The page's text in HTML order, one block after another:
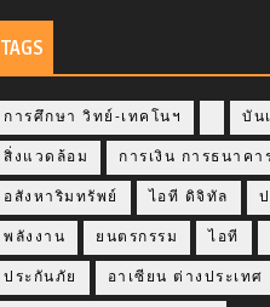
TAGS
การศึกษา วิทย์-เทคโนฯ บัน
สิ่งแวดล้อม การเงิน การธนาคา
อสังหาริมทรัพย์ ไอที ดิจิทัล
พลังงาน ยนตรกรรม ไอที
ประกันภัย อาเซียน ต่างประเทศ